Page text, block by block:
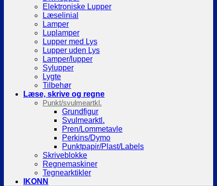
Elektroniske Lupper
Læselinial
Lamper
Luplamper
Lupper med Lys
Lupper uden Lys
Lamper/lupper
Sylupper
Lygte
Tilbehør
Læse, skrive og regne
Punkt/svulmeartkl.
Grundfigur
Svulmearktl.
Pren/Lommetavle
Perkins/Dymo
Punktpapir/Plast/Labels
Skriveblokke
Regnemaskiner
Tegnearktikler
IKONN